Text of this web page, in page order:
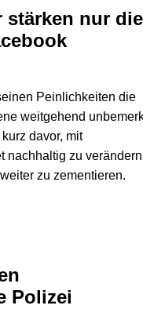
stärken nur die
Peinlichkeiten die
weitgehend
davor, mit
nachhaltig zu verändern
zu zementieren.
Polizei